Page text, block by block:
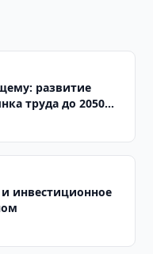
развитие
труда до 2050
инвестиционное